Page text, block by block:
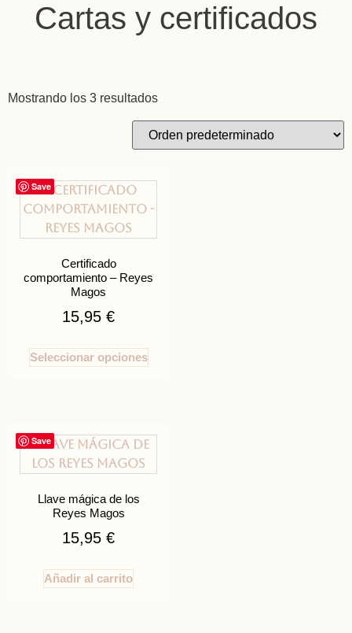
Cartas y certificados
Mostrando los 3 resultados
Save
Certificado
comportamiento – Reyes
Magos
15,95€
Seleccionar opciones
Save
Llave mágica de los
Reyes Magos
15,95€
Añadir al carrito